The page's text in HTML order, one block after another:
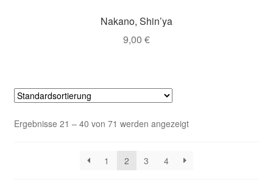
Nakano, Shin’ya
9,00 €
Ergebnisse 21 – 40 von 71 werden angezeigt
1 2 3 4